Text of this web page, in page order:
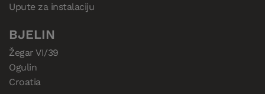
Upute za instalaciju
BJELIN
Žegar VI/39
Ogulin
Croatia